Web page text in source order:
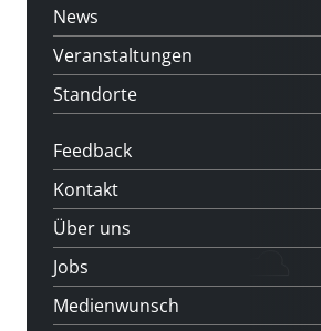
News
Veranstaltungen
Standorte
Feedback
Kontakt
Über uns
Jobs
Medienwunsch